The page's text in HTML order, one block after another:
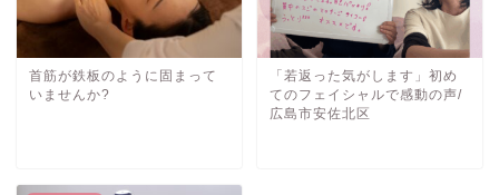
首筋が鉄板のように固まって
いませんか?
「若返った気がします」初め
てのフェイシャルで感動の声/
広島市安佐北区